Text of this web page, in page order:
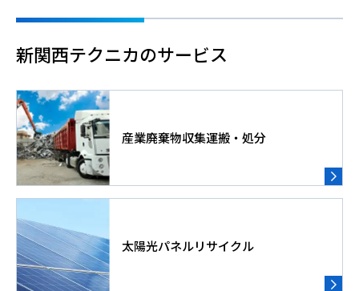
新関西テクニカのサービス
産業廃棄物収集運搬・処分
太陽光パネルリサイクル